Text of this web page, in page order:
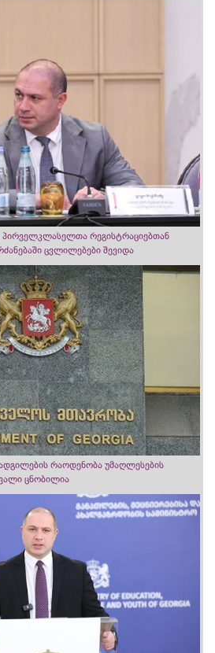
რეგისტრაციებთან
ცვლილებები შევიდა
რაოდენობა უმაღლესების
ცნობილია